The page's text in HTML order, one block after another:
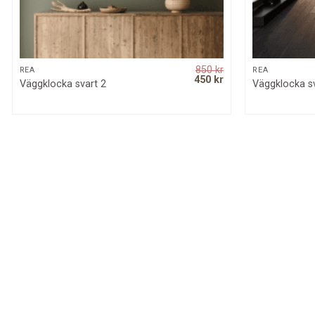
REA
Väggklocka svart 2
850kr
Original
450 krCurrent
REA
Väggklocka